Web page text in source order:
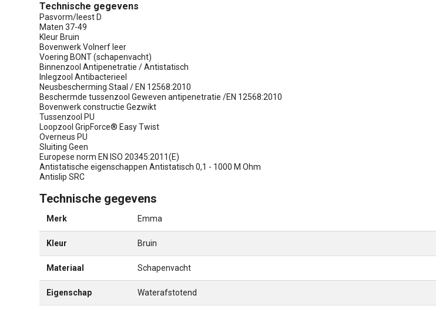
Technische gegevens
Pasvorm/leest D
Maten 37-49
Kleur Bruin
Bovenwerk Volnerf leer
Voering BONT (schapenvacht)
Binnenzool Antipenetratie / Antistatisch
Inlegzool Antibacterieel
Neusbescherming Staal / EN 12568:2010
Beschermde tussenzool Geweven antipenetratie /EN 12568:2010
Bovenwerk constructie Gezwikt
Tussenzool PU
Loopzool GripForce® Easy Twist
Overneus PU
Sluiting Geen
Europese norm EN ISO 20345:2011(E)
Antistatische eigenschappen Antistatisch 0,1 - 1000 M Ohm
Antislip SRC
Technische gegevens
Merk Emma
Kleur Bruin
Materiaal Schapenvacht
Eigenschap Waterafstotend